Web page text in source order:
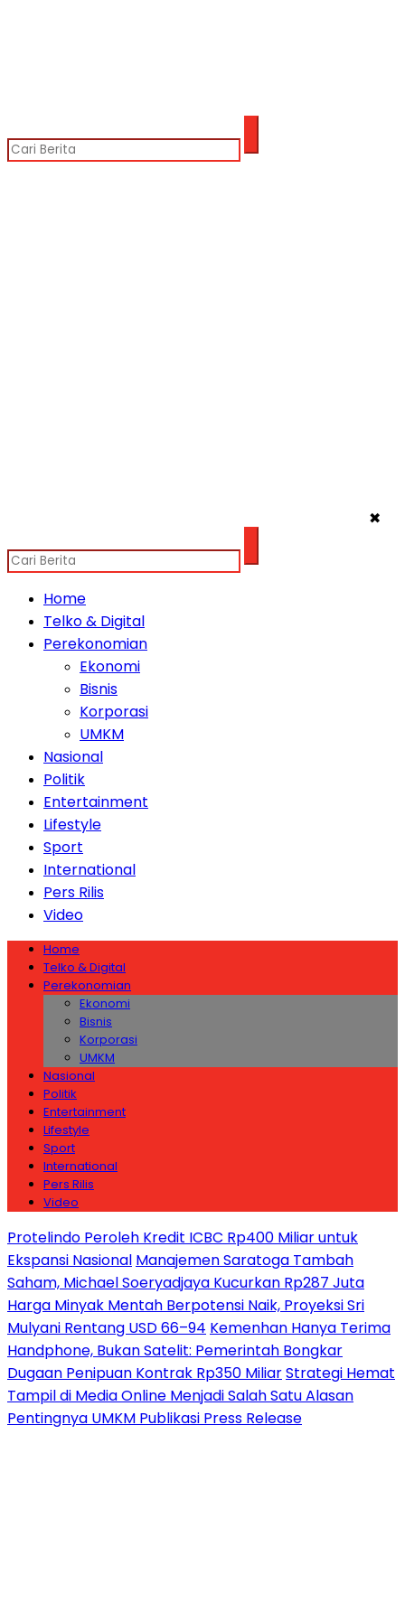
✖
Home
Telko & Digital
Perekonomian
Ekonomi
Bisnis
Korporasi
UMKM
Nasional
Politik
Entertainment
Lifestyle
Sport
International
Pers Rilis
Video
Home
Telko & Digital
Perekonomian
Ekonomi
Bisnis
Korporasi
UMKM
Nasional
Politik
Entertainment
Lifestyle
Sport
International
Pers Rilis
Video
Protelindo Peroleh Kredit ICBC Rp400 Miliar untuk
Ekspansi Nasional Manajemen Saratoga Tambah
Saham, Michael Soeryadjaya Kucurkan Rp287 Juta
Harga Minyak Mentah Berpotensi Naik, Proyeksi Sri
Mulyani Rentang USD 66–94 Kemenhan Hanya Terima
Handphone, Bukan Satelit: Pemerintah Bongkar
Dugaan Penipuan Kontrak Rp350 MiliarStrategi Hemat
Tampil di Media Online Menjadi Salah Satu Alasan
Pentingnya UMKM Publikasi Press Release